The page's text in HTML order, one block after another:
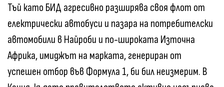
Тъй като БИД агресивно разширява своя флот от
електрически автобуси и пазара на потребителски
автомобили в Найроби и по-широката Източна
Африка, имиджът на марката, генериран от
успешен отбор във Формула 1, би бил неизмерим. В